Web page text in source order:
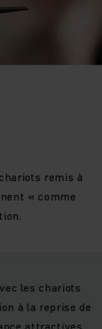
remis à
« comme
les chariots
à la reprise de